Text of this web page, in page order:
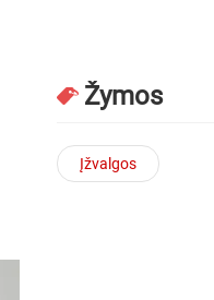
Žymos
Įžvalgos